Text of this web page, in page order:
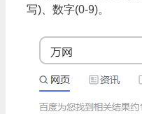
写)、数字(0-9)。